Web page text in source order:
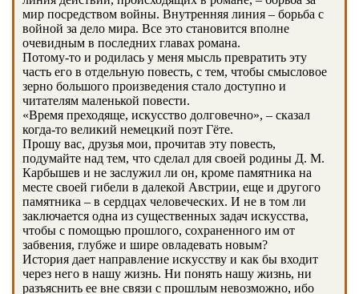
мир посредством войны. Внутренняя линия – борьба с
войной за дело мира. Все это становится вполне
очевидным в последних главах романа.
Потому-то и родилась у меня мысль превратить эту
часть его в отдельную повесть, с тем, чтобы смысловое
зерно большого произведения стало доступно и
читателям маленькой повести.
«Время преходяще, искусство долговечно», – сказал
когда-то великий немецкий поэт Гёте.
Прошу вас, друзья мои, прочитав эту повесть,
подумайте над тем, что сделал для своей родины Д. М.
Карбышев и не заслужил ли он, кроме памятника на
месте своей гибели в далекой Австрии, еще и другого
памятника – в сердцах человеческих. И не в том ли
заключается одна из существенных задач искусства,
чтобы с помощью прошлого, сохраненного им от
забвения, глубже и шире овладевать новым?
История дает направление искусству и как бы входит
через него в нашу жизнь. Ни понять нашу жизнь, ни
разъяснить ее вне связи с прошлым невозможно, ибо